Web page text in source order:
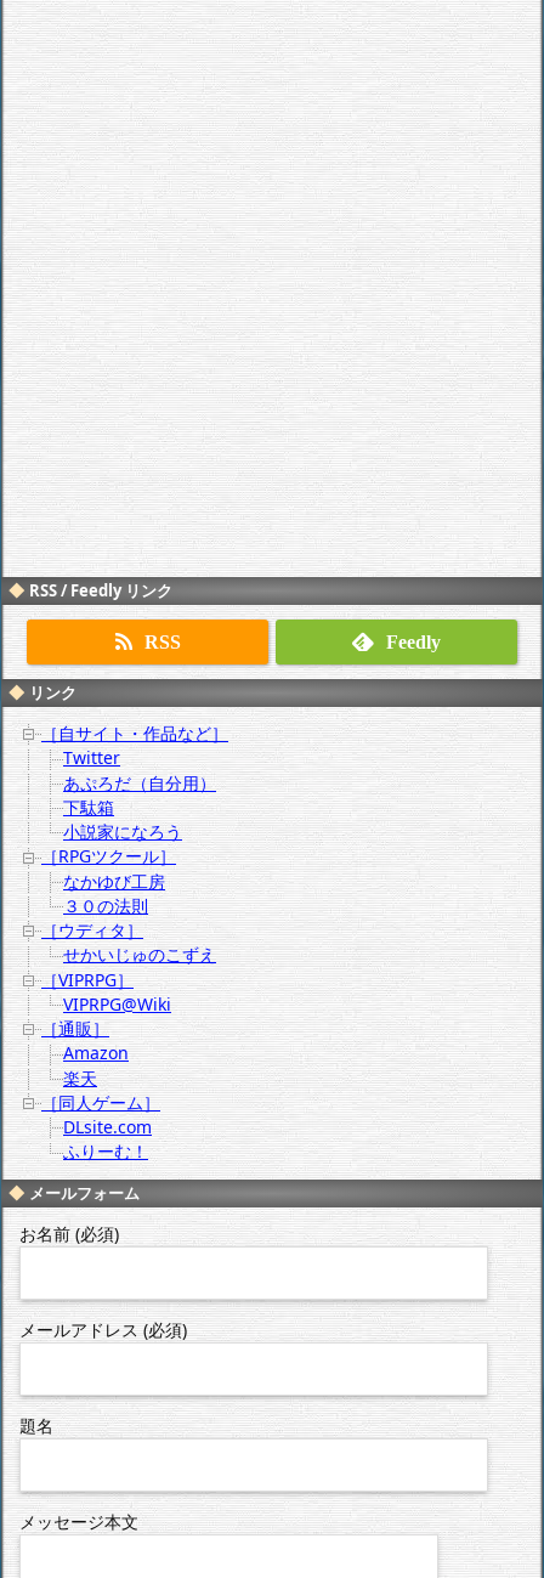
RSS / Feedly リンク
RSS Feedly
リンク
［自サイト・作品など］
Twitter
あぷろだ（自分用）
下駄箱
小説家になろう
［RPGツクール］
なかゆび工房
３０の法則
［ウディタ］
せかいじゅのこずえ
［VIPRPG］
VIPRPG@Wiki
［通販］
Amazon
楽天
［同人ゲーム］
DLsite.com
ふりーむ！
メールフォーム
お名前 (必須)
メールアドレス (必須)
題名
メッセージ本文